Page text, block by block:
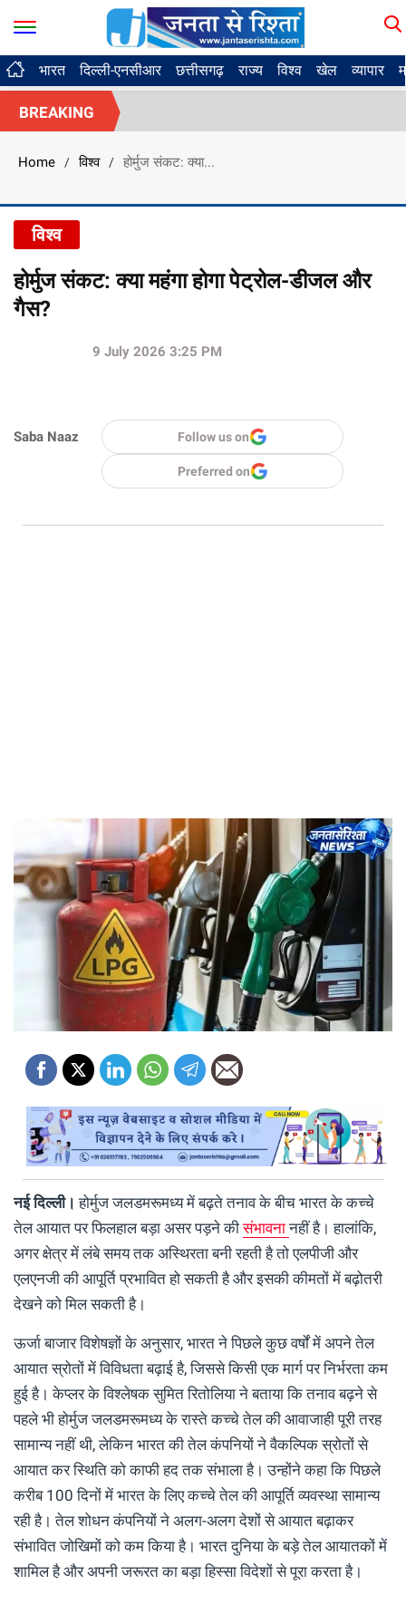
भारत दिल्ली-एनसीआर छत्तीसगढ़ राज्य विश्व खेल व्यापार
BREAKING
Home / विश्व / होर्मुज संकट: क्या...
विश्व
होर्मुज संकट: क्या महंगा होगा पेट्रोल-डीजल और
गैस?
Saba Naaz
9 July 2026 3:25 PM
Follow us on
Preferred on
नई दिल्ली।होर्मुज जलडमरूमध्य में बढ़ते तनाव के बीच भारत के कच्चे
तेल आयात पर फिलहाल बड़ा असर पड़ने कीसंभावनानहीं है। हालांकि,
अगर क्षेत्र में लंबे समय तक अस्थिरता बनी रहती है तो एलपीजी और
एलएनजी की आपूर्ति प्रभावित हो सकती है और इसकी कीमतों में बढ़ोतरी
देखने को मिल सकती है।
ऊर्जा बाजार विशेषज्ञों के अनुसार, भारत ने पिछले कुछ वर्षों में अपने तेल
आयात स्रोतों में विविधता बढ़ाई है, जिससे किसी एक मार्ग पर निर्भरता कम
हुई है। केप्लर के विश्लेषक सुमित रितोलिया ने बताया कि तनाव बढ़ने से
पहले भी होर्मुज जलडमरूमध्य के रास्ते कच्चे तेल की आवाजाही पूरी तरह
सामान्य नहीं थी, लेकिन भारत की तेल कंपनियों ने वैकल्पिक स्रोतों से
आयात कर स्थिति को काफी हद तक संभाला है। उन्होंने कहा कि पिछले
करीब 100 दिनों में भारत के लिए कच्चे तेल की आपूर्ति व्यवस्था सामान्य
रही है। तेल शोधन कंपनियों ने अलग-अलग देशों से आयात बढ़ाकर
संभावित जोखिमों को कम किया है। भारत दुनिया के बड़े तेल आयातकों में
शामिल है और अपनी जरूरत का बड़ा हिस्सा विदेशों से पूरा करता है।